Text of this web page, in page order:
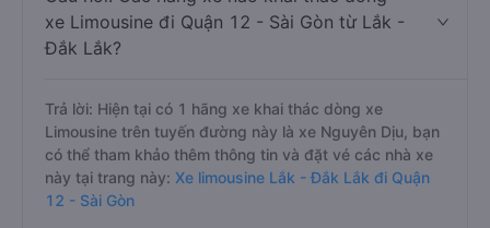
xe Limousine đi Quận 12 - Sài Gòn từ Lắk -
Đắk Lắk?
Trả lời: Hiện tại có 1 hãng xe khai thác dòng xe
Limousine trên tuyến đường này là xe Nguyên Dịu, bạn
có thể tham khảo thêm thông tin và đặt vé các nhà xe
này tại trang này: Xe limousine Lắk - Đắk Lắk đi Quận
12 - Sài Gòn